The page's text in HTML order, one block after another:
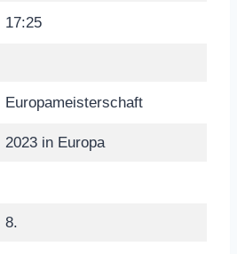
17:25
Europameisterschaft
2023 in Europa
8.